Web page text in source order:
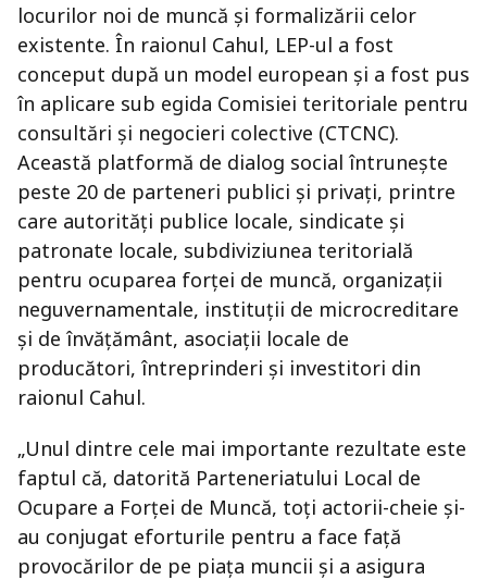
locurilor noi de muncă și formalizării celor
existente. În raionul Cahul, LEP-ul a fost
conceput după un model european și a fost pus
în aplicare sub egida Comisiei teritoriale pentru
consultări și negocieri colective (CTCNC).
Această platformă de dialog social întrunește
peste 20 de parteneri publici și privați, printre
care autorități publice locale, sindicate și
patronate locale, subdiviziunea teritorială
pentru ocuparea forței de muncă, organizații
neguvernamentale, instituții de microcreditare
și de învățământ, asociații locale de
producători, întreprinderi și investitori din
raionul Cahul.
„Unul dintre cele mai importante rezultate este
faptul că, datorită Parteneriatului Local de
Ocupare a Forței de Muncă, toți actorii-cheie și-
au conjugat eforturile pentru a face față
provocărilor de pe piața muncii și a asigura